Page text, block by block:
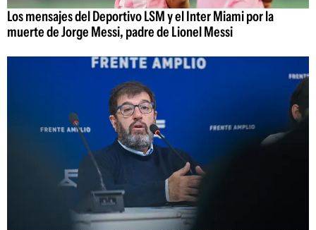
Los mensajes del Deportivo LSM y el Inter Miami por la
muerte de Jorge Messi, padre de Lionel Messi